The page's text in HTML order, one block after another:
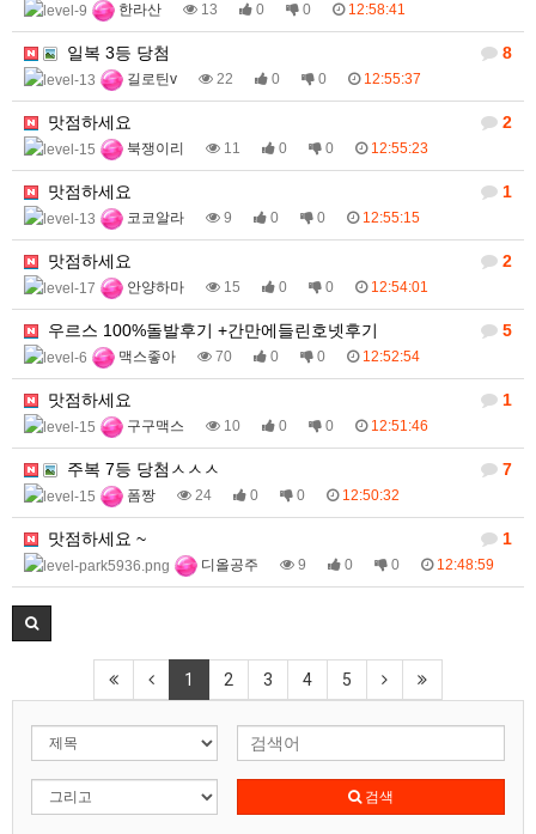
한라산 13 0 0 12:58:41
8
일복 3등 당첨
길로틴v 22 0 0 12:55:37
2
맛점하세요
북쟁이리 11 0 0 12:55:23
1
맛점하세요
코코알라 9 0 0 12:55:15
2
맛점하세요
안양하마 15 0 0 12:54:01
5
우르스 100%돌발후기 +간만에들린호넷후기
맥스좋아 70 0 0 12:52:54
1
맛점하세요
구구맥스 10 0 0 12:51:46
7
주복 7등 당첨ㅅㅅㅅ
폼짱 24 0 0 12:50:32
1
맛점하세요 ~
디올공주 9 0 0 12:48:59
1 2 3 4 5
검색